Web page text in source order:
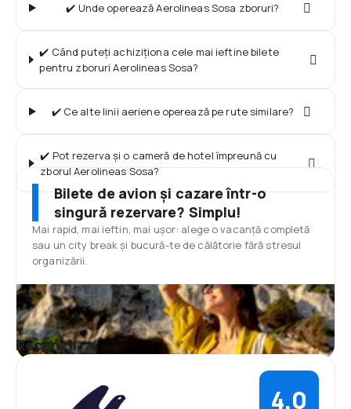
✔️ Unde operează Aerolineas Sosa zboruri?
✔️ Când puteți achiziționa cele mai ieftine bilete
pentru zboruri Aerolineas Sosa?
✔️ Ce alte linii aeriene operează pe rute similare?
✔️ Pot rezerva și o cameră de hotel împreună cu
zborul Aerolineas Sosa?
Bilete de avion și cazare într-o
singură rezervare? Simplu!
Mai rapid, mai ieftin, mai ușor: alege o vacanță completă
sau un city break și bucură-te de călătorie fără stresul
organizării.
Recenzii
4,0